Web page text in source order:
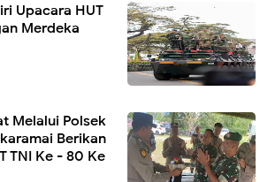
Upacara HUT
Merdeka
Melalui Polsek
Berikan
TNI Ke - 80 Ke